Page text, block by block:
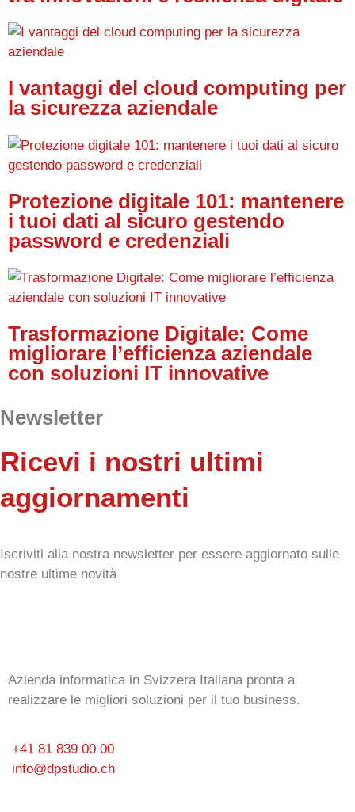
I vantaggi del cloud computing per
la sicurezza aziendale
Protezione digitale 101: mantenere
i tuoi dati al sicuro gestendo
password e credenziali
Trasformazione Digitale: Come
migliorare l’efficienza aziendale
con soluzioni IT innovative
Newsletter
Ricevi i nostri ultimi
aggiornamenti
Iscriviti alla nostra newsletter per essere aggiornato sulle
nostre ultime novità
Azienda informatica in Svizzera Italiana pronta a
realizzare le migliori soluzioni per il tuo business.
+41 81 839 00 00
info@dpstudio.ch